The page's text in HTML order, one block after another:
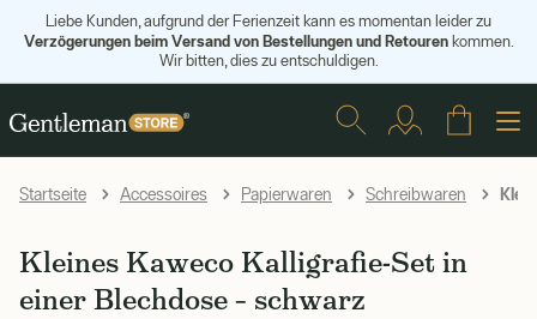
Liebe Kunden, aufgrund der Ferienzeit kann es momentan leider zu
Verzögerungen beim Versand von Bestellungen und Retourenkommen.
Wir bitten, dies zu entschuldigen.
Startseite Accessoires Papierwaren Schreibwaren
Kleines Kaweco Kalligrafie-Set in
einer Blechdose – schwarz